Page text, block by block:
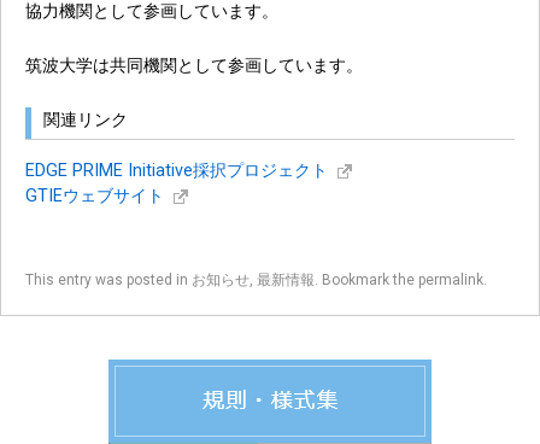
協力機関として参画しています。
筑波大学は共同機関として参画しています。
関連リンク
EDGE PRIME Initiative採択プロジェクト
GTIEウェブサイト
This entry was posted in お知らせ, 最新情報. Bookmark the permalink.